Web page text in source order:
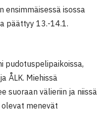
ensimmäisessä isossa
päättyy 13.-14.1.
pudotuspelipaikoissa,
ÅLK. Miehissä
suoraan välieriin ja niissä
olevat menevät